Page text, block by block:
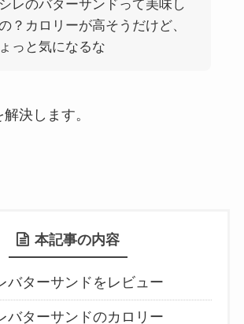
レのバターサンドって美味し
？カロリーが高そうだけど、
っと気になるな
決します。
本記事の内容
バターサンドをレビュー
バターサンドのカロリー